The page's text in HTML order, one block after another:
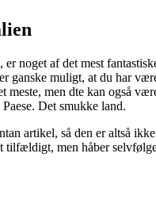
noget af det mest
ganske muligt, at du har
meste, men dte kan også
Det smukke land.
artikel, så den er altså
tilfældigt, men håber